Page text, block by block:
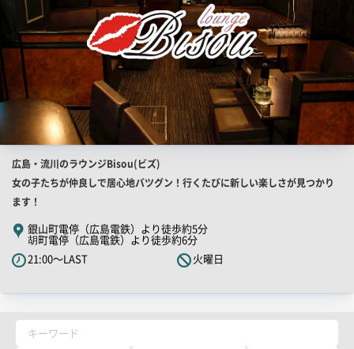
店
舗
PR
キ
ャ
ッ
コ
広島・流川のラウンジBisou(ビズ)
女の子たちが仲良しで居心地バツグン！行くたびに新しい楽しさが見つかり
ます！
銀山町電停（広島電鉄）より徒歩約5分
胡町電停（広島電鉄）より徒歩約6分
21:00～LAST
火曜日
キーワード